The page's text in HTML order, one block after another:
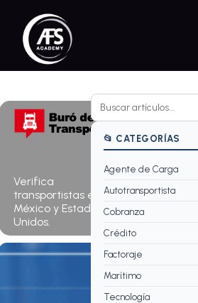
Verifica
transportistas en
México y Estados
Unidos.
📂 CATEGORÍAS
Agente de Carga
Autotransportista
Cobranza
Crédito
Factoraje
Marítimo
Tecnología